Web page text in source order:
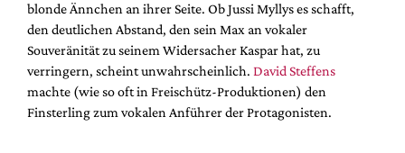
blonde Ännchen an ihrer Seite. Ob Jussi Myllys es schafft,
den deutlichen Abstand, den sein Max an vokaler
Souveränität zu seinem Widersacher Kaspar hat, zu
verringern, scheint unwahrscheinlich. David Steffens
machte (wie so oft in Freischütz-Produktionen) den
Finsterling zum vokalen Anführer der Protagonisten.